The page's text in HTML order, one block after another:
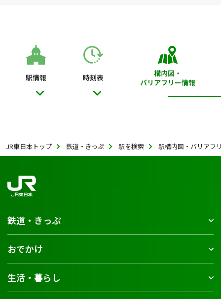
駅情報 時刻表
構内図・
バリアフリー情報
JR東日本トップ 鉄道・きっぷ 駅を検索 駅構内図・バリアフ
鉄道・きっぷ
おでかけ
生活・暮らし